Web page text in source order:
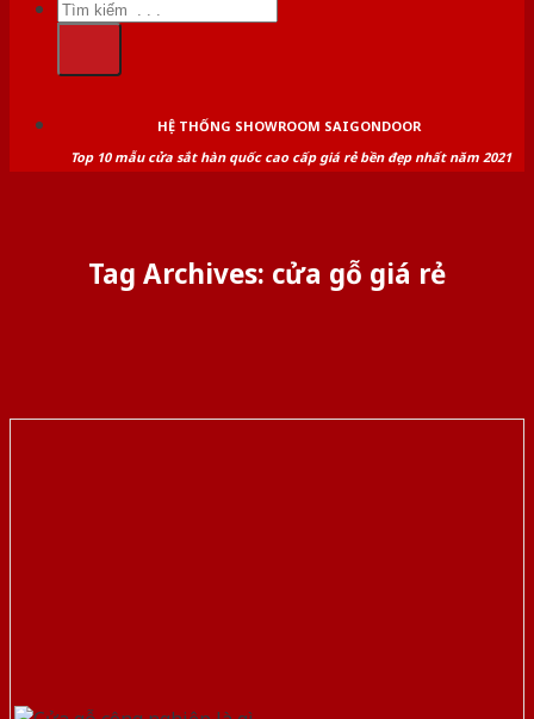
Tìm
kiếm:
HỆ THỐNG SHOWROOM SAIGONDOOR
Top 10 mẫu cửa sắt hàn quốc cao cấp giá rẻ bền đẹp nhất năm 2021
Tag Archives: cửa gỗ giá rẻ